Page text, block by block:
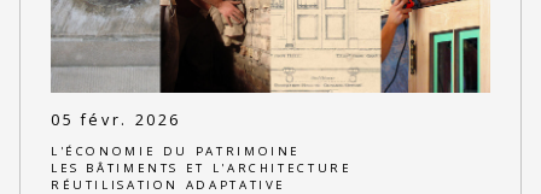
05 févr. 2026
L'ÉCONOMIE DU PATRIMOINE
LES BÂTIMENTS ET L'ARCHITECTURE
RÉUTILISATION ADAPTATIVE